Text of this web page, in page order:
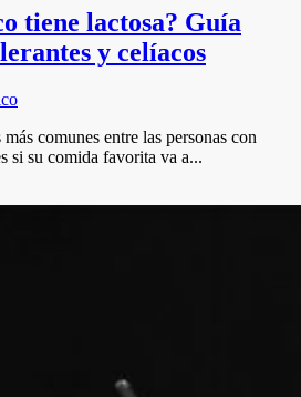
tiene lactosa? Guía
y celíacos
comunes entre las personas con
si su comida favorita va a...